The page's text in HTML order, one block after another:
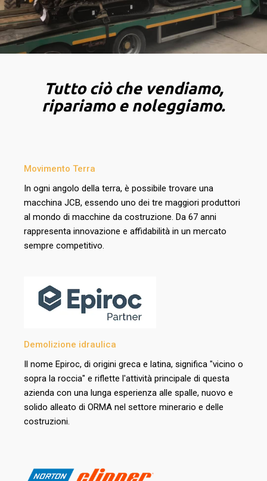
Tutto ciò che vendiamo,
ripariamo e noleggiamo.
Movimento Terra
In ogni angolo della terra, è possibile trovare una
macchina JCB, essendo uno dei tre maggiori produttori
al mondo di macchine da costruzione. Da 67 anni
rappresenta innovazione e affidabilità in un mercato
sempre competitivo.
Demolizione idraulica
Il nome Epiroc, di origini greca e latina, significa "vicino o
sopra la roccia" e riflette l'attività principale di questa
azienda con una lunga esperienza alle spalle, nuovo e
solido alleato di ORMA nel settore minerario e delle
costruzioni.